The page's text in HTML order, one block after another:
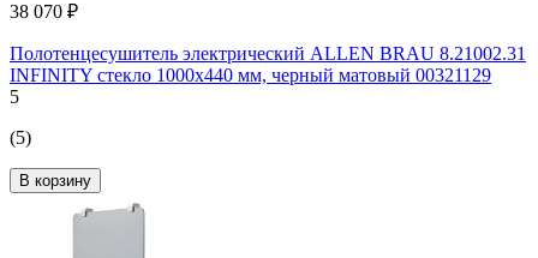
38 070 ₽
Полотенцесушитель электрический ALLEN BRAU 8.21002.31
INFINITY стекло 1000x440 мм, черный матовый 00321129
5
(5)
В корзину